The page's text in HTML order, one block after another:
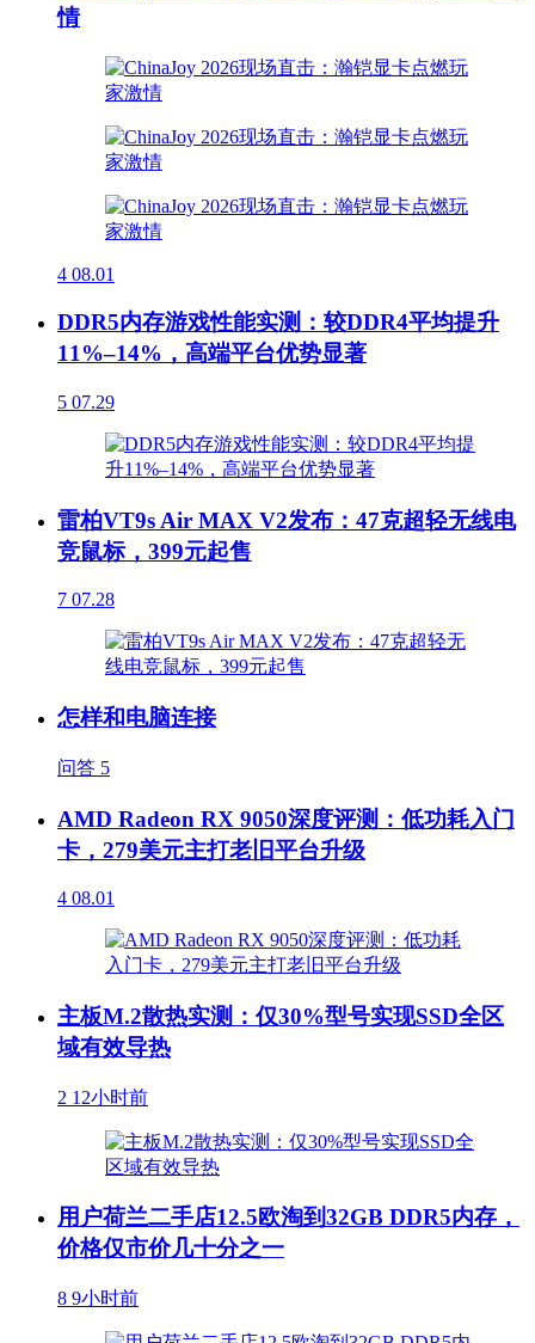
情
4 08.01
DDR5内存游戏性能实测：较DDR4平均提升
11%–14%，高端平台优势显著
5 07.29
雷柏VT9s Air MAX V2发布：47克超轻无线电
竞鼠标，399元起售
7 07.28
怎样和电脑连接
问答 5
AMD Radeon RX 9050深度评测：低功耗入门
卡，279美元主打老旧平台升级
4 08.01
主板M.2散热实测：仅30%型号实现SSD全区
域有效导热
2 12小时前
用户荷兰二手店12.5欧淘到32GB DDR5内存，
价格仅市价几十分之一
8 9小时前